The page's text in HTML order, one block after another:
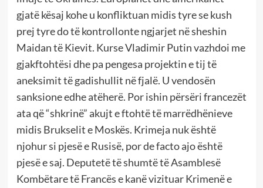
gjatë kësaj kohe u konfliktuan midis tyre se kush
prej tyre do të kontrollonte ngjarjet në sheshin
Maidan të Kievit. Kurse Vladimir Putin vazhdoi me
gjakftohtësi dhe pa pengesa projektin e tij të
aneksimit të gadishullit në fjalë. U vendosën
sanksione edhe atëherë. Por ishin përsëri francezët
ata që “shkrinë” akujt e ftohtë të marrëdhënieve
midis Brukselit e Moskës. Krimeja nuk është
njohur si pjesë e Rusisë, por de facto ajo është
pjesë e saj. Deputetë të shumtë të Asamblesë
Kombëtare të Francës e kanë vizituar Krimenë e